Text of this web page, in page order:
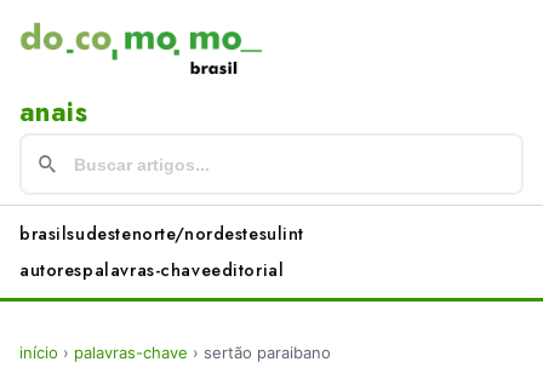
anais
brasilsudestenorte/nordestesulint
autorespalavras-chaveeditorial
início › palavras-chave › sertão paraibano